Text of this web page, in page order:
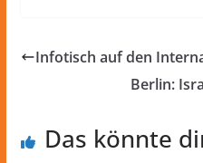
Infotisch auf den
Berlin:
Das könnte